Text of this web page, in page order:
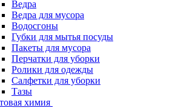
Ведра
Ведра для мусора
Водосгоны
Губки для мытья посуды
Пакеты для мусора
Перчатки для уборки
Ролики для одежды
Салфетки для уборки
Тазы
химия